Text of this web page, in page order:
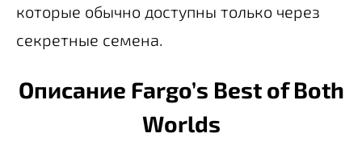
которые обычно доступны только через
секретные семена.
Описание Fargo’s Best of Both
Worlds